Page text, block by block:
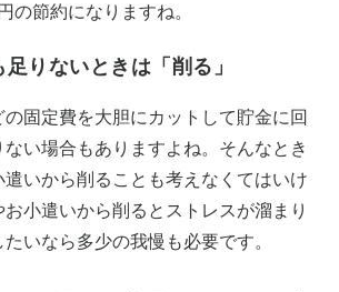
の節約になりますね。
りないときは「削る」
固定費を大胆にカットして貯金に回
ない場合もありますよね。そんなとき
いから削ることも考えなくてはいけ
お小遣いから削るとストレスが溜まり
いなら多少の我慢も必要です。